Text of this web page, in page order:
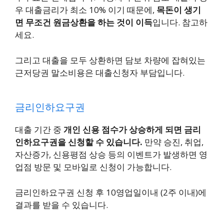
우 대출금리가 최소 10% 이기 때문에, 목돈이 생기
면 무조건 원금상환을 하는 것이 이득입니다. 참고하
세요.
그리고 대출을 모두 상환하면 담보 차량에 잡혀있는
근저당권 말소비용은 대출신청자 부담입니다.
금리인하요구권
대출 기간 중 개인 신용 점수가 상승하게 되면 금리
인하요구권을 신청할 수 있습니다. 만약 승진, 취업,
자산증가, 신용평점 상승 등의 이벤트가 발생하면 영
업점 방문 및 모바일로 신청이 가능합니다.
금리인하요구권 신청 후 10영업일이내 (2주 이내)에
결과를 받을 수 있습니다.